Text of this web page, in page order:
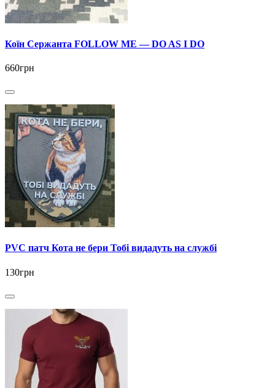
Коїн Сержанта FOLLOW ME — DO AS I DO
660грн
PVC патч Кота не бери Тобі видадуть на службі
130грн